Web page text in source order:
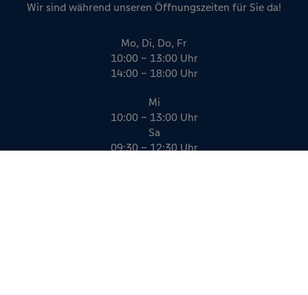
Wir sind während unseren Öffnungszeiten für Sie da!
Mo, Di, Do, Fr
10:00 – 13:00 Uhr
14:00 – 18:00 Uhr
Mi
10:00 – 13:00 Uhr
Sa
09:30 – 12:30 Uhr